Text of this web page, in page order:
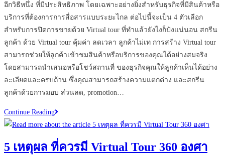
อีกวิธีหนึ่ง ที่มีประสิทธิภาพ โดยเฉพาะอย่างยิ่งสำหรับธุรกิจที่มีสินค้าหรือ
บริการที่ต้องการการสื่อสารแบบระยะไกล ต่อไปนี้จะเป็น 4 ตัวเลือก
สำหรับการปิดการขายด้วย Virtual tour ที่ทำแล้วยังไงก็ปังแน่นอน สกรีน
ลูกค้า ด้วย Virtual tour คุ้มค่า ลดเวลา ลูกค้าไม่เท การสร้าง Virtual tour
สามารถช่วยให้ลูกค้าเข้าชมสินค้าหรือบริการของคุณได้อย่างสมจริง
โดยสามารถนำเสนอหรือโชว์สถานที่ ของธุรกิจคุณให้ลูกค้าเห็นได้อย่าง
ละเอียดและครบถ้วน ซึ่งคุณสามารถสร้างความแตกต่าง และสกรีน
ลูกค้าด้วยการมอบ ส่วนลด, promotion…
Continue Readingปิด
การ
ขาย
ง่ายๆ
5 เหตุผล ที่ควรมี Virtual Tour 360 องศา